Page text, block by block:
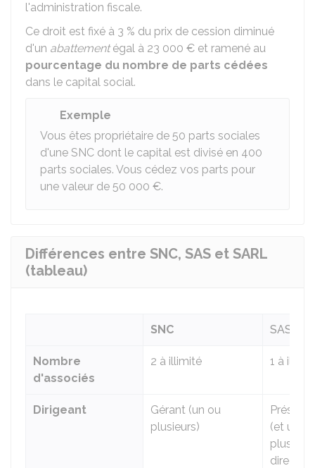
l'administration fiscale.
Ce droit est fixé à 3 % du prix de cession diminué
d'un abattementégal à 23 000 € et ramené au
pourcentage du nombre de parts cédées
dans le capital social.
Exemple
Vous êtes propriétaire de 50 parts sociales
d'une SNC dont le capital est divisé en 400
parts sociales. Vous cédez vos parts pour
une valeur de 50 000 €.
Différences entre SNC, SAS et SARL
(tableau)
SNC SAS
Nombre
d'associés
2 à illimité 1 à
Dirigeant
Gérant (un ou
plusieurs)
(et un ou
plusieurs